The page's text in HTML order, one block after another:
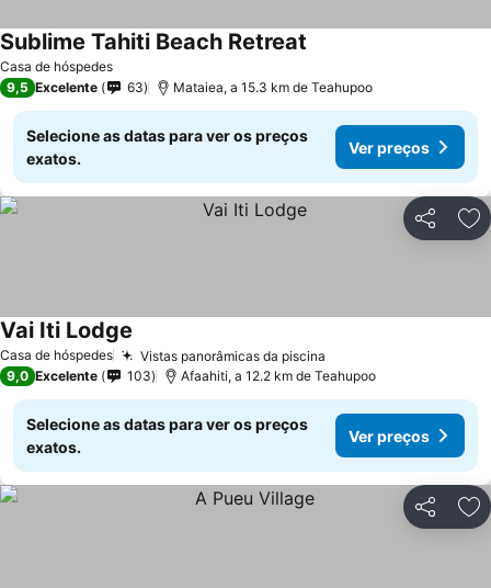
Casa de hóspedes
Sublime Tahiti Beach Retreat
9,5 Excelente 63 Mataiea, a 15.3 km de Teahupoo
Selecione as datas para ver os preços
exatos.
Ver preços
Partilhar
Casa de hóspedes Vistas panorâmicas da piscina
Vai Iti Lodge
9,0 Excelente 103 Afaahiti, a 12.2 km de Teahupoo
Selecione as datas para ver os preços
exatos.
Ver preços
Partilhar